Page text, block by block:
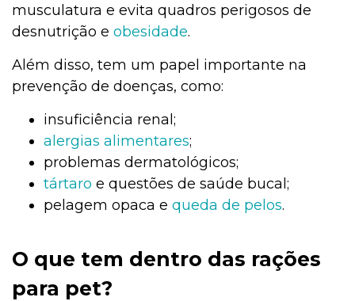
musculatura e evita quadros perigosos de
desnutrição e obesidade.
Além disso, tem um papel importante na
prevenção de doenças, como:
insuficiência renal;
alergias alimentares;
problemas dermatológicos;
tártaro e questões de saúde bucal;
pelagem opaca e queda de pelos.
O que tem dentro das rações
para pet?